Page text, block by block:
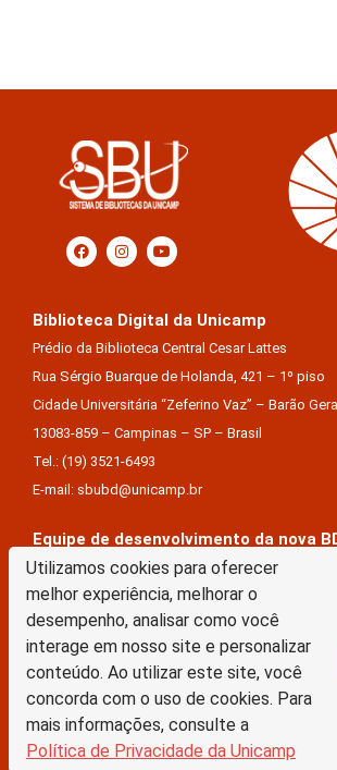
Utilizamos cookies para oferecer
melhor experiência, melhorar o
desempenho, analisar como você
interage em nosso site e personalizar
conteúdo. Ao utilizar este site, você
concorda com o uso de cookies. Para
mais informações, consulte a
Política de Privacidade da Unicamp
Biblioteca Digital da Unicamp
Prédio da Biblioteca Central Cesar Lattes
Rua Sérgio Buarque de Holanda, 421 – 1º piso
Cidade Universitária “Zeferino Vaz” – Barão
13083-859 – Campinas – SP – Brasil
Tel.: (19) 3521-6493
E-mail: sbubd@unicamp.br
Equipe de desenvolvimento da nova
Keite Aparecida Duarte
Márcio Vinícius De Jesus Almeida
Saul Victor De Castro E Silva
A Biblioteca Digital da Unicamp está licenciado com uma
Atribuição Sem Derivações 4.0 Internacional